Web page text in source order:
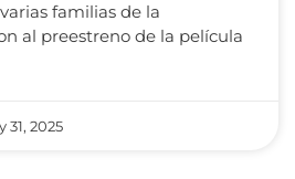
familias de la
al preestreno de la película
31, 2025